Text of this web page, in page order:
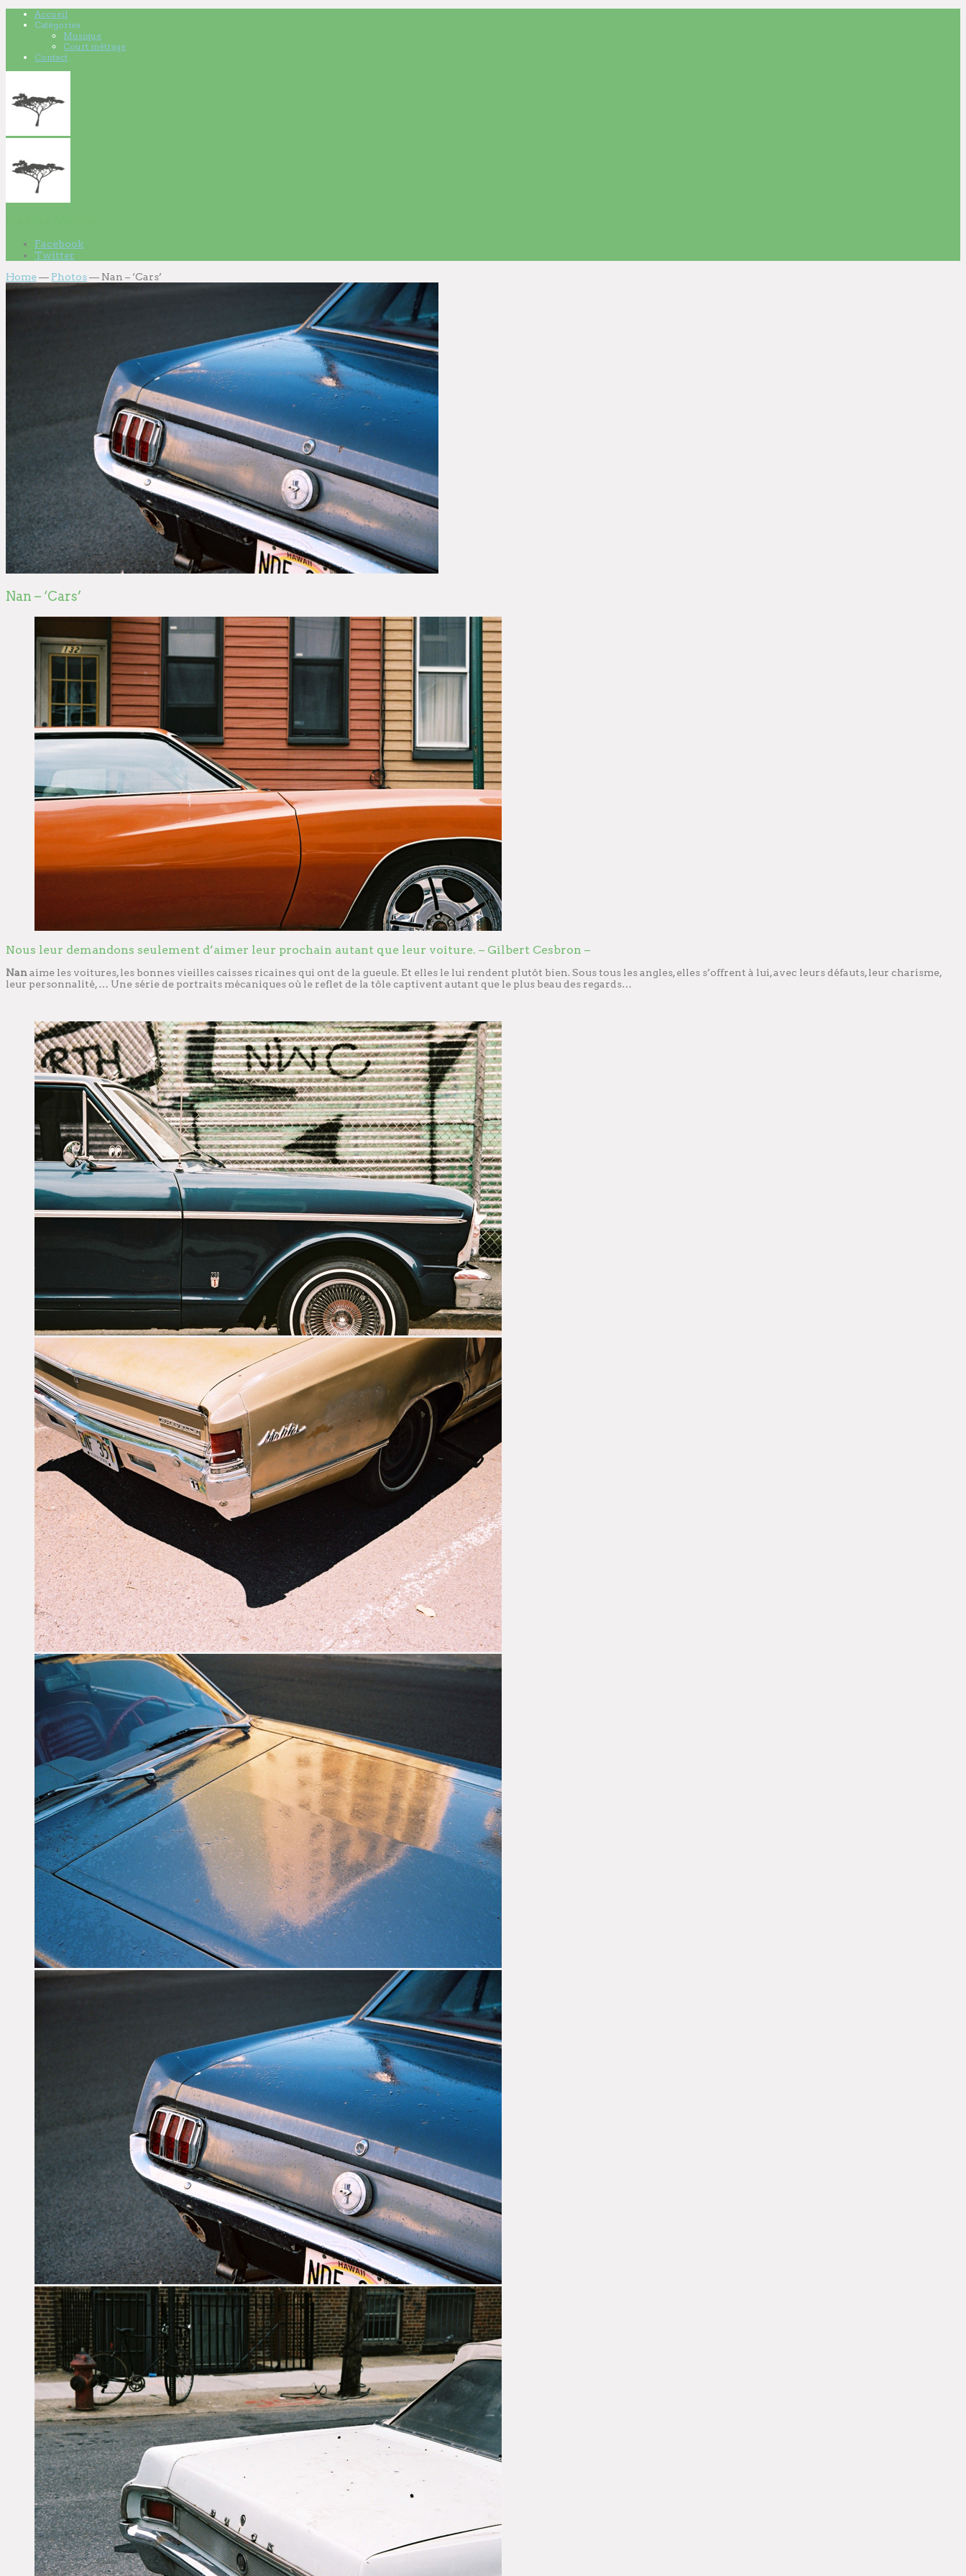
Accueil
Catégories
Musique
Court métrage
Contact
Facebook
Twitter
Home— Photos— Nan – ‘Cars’
Nan – ‘Cars’
Nous leur demandons seulement d’aimer leur prochain autant que leur voiture. – Gilbert Cesbron –
Nanaime les voitures, les bonnes vieilles caisses ricaines qui ont de la gueule. Et elles le lui rendent plutôt bien. Sous tous les angles, elles s’offrent à lui, avec leurs défauts, leur charisme,
leur personnalité, … Une série de portraits mécaniques où le reflet de la tôle captivent autant que le plus beau des regards…